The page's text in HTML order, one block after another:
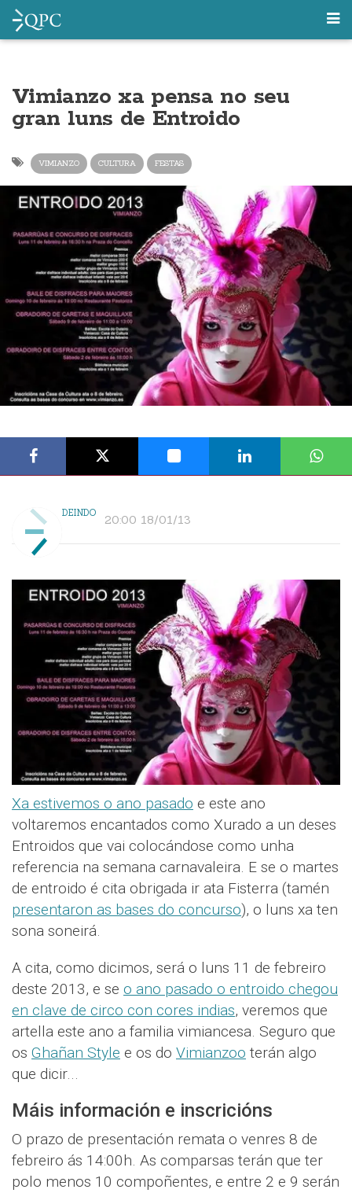
Vimianzo xa pensa no seu
gran luns de Entroido
VIMIANZO CULTURA FESTAS
DEINDO 20:00 18/01/13
Xa estivemos o ano pasado e este ano
voltaremos encantados como Xurado a un deses
Entroidos que vai colocándose como unha
referencia na semana carnavaleira. E se o martes
de entroido é cita obrigada ir ata Fisterra (tamén
presentaron as bases do concurso), o luns xa ten
sona soneirá.
A cita, como dicimos, será o luns 11 de febreiro
deste 2013, e se o ano pasado o entroido chegou
en clave de circo con cores indias, veremos que
artella este ano a familia vimiancesa. Seguro que
os Ghañan Style e os do Vimianzoo terán algo
que dicir...
Máis información e inscricións
O prazo de presentación remata o venres 8 de
febreiro ás 14:00h. As comparsas terán que ter
polo menos 10 compoñentes, e entre 2 e 9 serán